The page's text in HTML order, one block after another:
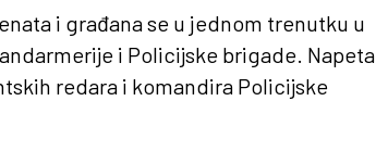
i građana se u jednom trenutku u
i Policijske brigade. Napeta
redara i komandira Policijske